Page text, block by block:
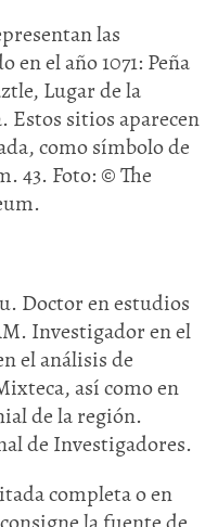
las
en el año 1071: Peña
Lugar de la
Estos sitios aparecen
como símbolo de
43. Foto: © The
Doctor en estudios
Investigador en el
el análisis de
así como en
de la región.
de Investigadores.
completa o en